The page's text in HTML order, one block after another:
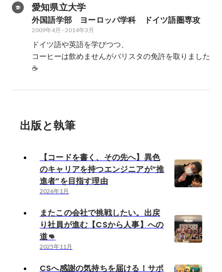
愛知県立大学
外国語学部　ヨーロッパ学科　ドイツ語圏専攻
2009年4月 - 2014年3月
ドイツ語や英語を学びつつ、
コーヒーは飲めませんがバリスタの免許を取りました
☕️
出版と執筆
【コードを書く、その先へ】異色
のキャリアを持つエンジニアが“推
進者”を目指す理由
2026年1月
またこの会社で挑戦したい。出戻
り社員が進む【CSから人事】への
道👊
2025年11月
CSへ感謝の気持ちを届ける！サポ